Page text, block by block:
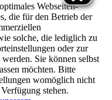
Webseiten-
die für den Betrieb der
solche, die lediglich zu
oder zur
Sie können selbst
möchten. Bitte
womöglich nicht
stehen.